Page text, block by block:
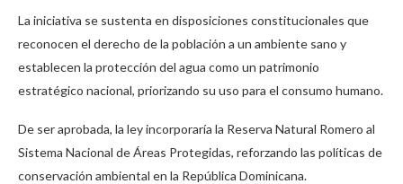
La iniciativa se sustenta en disposiciones constitucionales que
reconocen el derecho de la población a un ambiente sano y
establecen la protección del agua como un patrimonio
estratégico nacional, priorizando su uso para el consumo humano.
De ser aprobada, la ley incorporaría la Reserva Natural Romero al
Sistema Nacional de Áreas Protegidas, reforzando las políticas de
conservación ambiental en la República Dominicana.